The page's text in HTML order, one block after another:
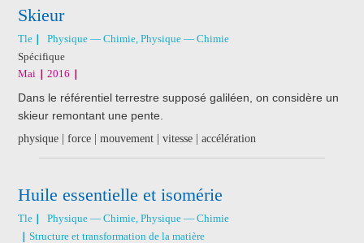
Skieur
Tle
Physique — Chimie, Physique — Chimie
Spécifique
Mai
2016
Dans le référentiel terrestre supposé galiléen, on considère un
skieur remontant une pente.
physique | force | mouvement | vitesse | accélération
Huile essentielle et isomérie
Tle
Physique — Chimie, Physique — Chimie
Structure et transformation de la matière